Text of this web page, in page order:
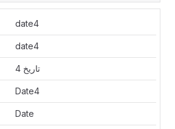
date4
date4
تاريخ 4
Date4
Date